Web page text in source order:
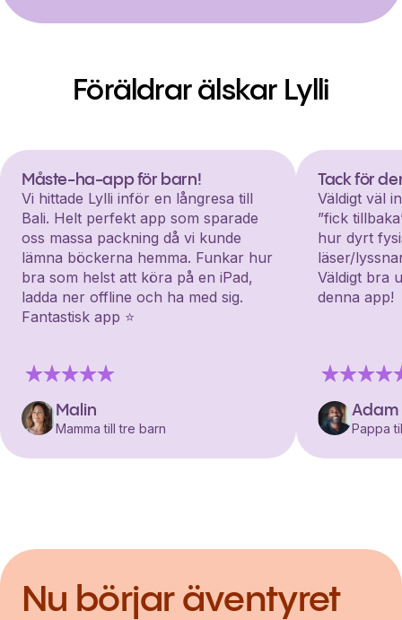
Föräldrar älskar Lylli
Måste-ha-app för barn!
Vi hittade Lylli inför en långresa till
Bali. Helt perfekt app som sparade
oss massa packning då vi kunde
lämna böckerna hemma. Funkar hur
bra som helst att köra på en iPad,
ladda ner offline och ha med sig.
Fantastisk app ⭐️
Malin
Mamma till tre barn
Tack för
Väldigt väl
”fick
hur dyrt
läser/
Väldigt bra
denna app!
Adam
Pappa
Nu börjar äventyret